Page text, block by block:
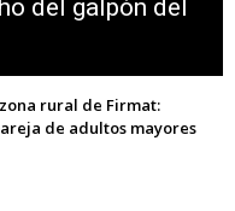
del galpón del
rural de Firmat:
de adultos mayores